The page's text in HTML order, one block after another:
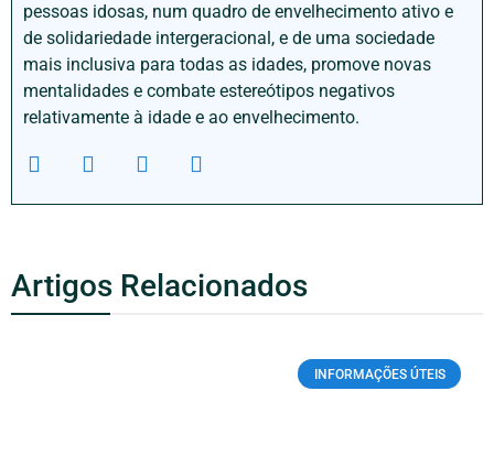
pessoas idosas, num quadro de envelhecimento ativo e
de solidariedade intergeracional, e de uma sociedade
mais inclusiva para todas as idades, promove novas
mentalidades e combate estereótipos negativos
relativamente à idade e ao envelhecimento.
Artigos Relacionados
INFORMAÇÕES ÚTEIS